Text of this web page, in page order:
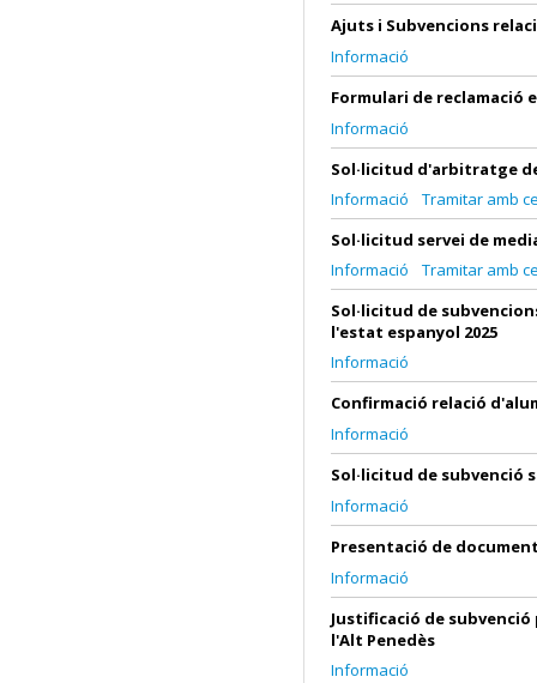
Ajuts i Subvencions
Informació
Formulari de reclamació
Informació
Sol·licitud d'arbitratge
Informació
Tramitar amb
Sol·licitud servei de
Informació
Tramitar amb
Sol·licitud de
l'estat espanyol 2025
Informació
Confirmació relació
Informació
Sol·licitud de subvenció
Informació
Presentació de
Informació
Justificació de
l'Alt Penedès
Informació